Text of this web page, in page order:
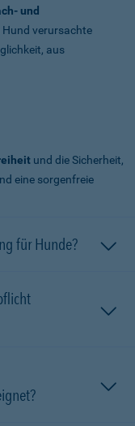
und
Hund verursachte
aus
und die Sicherheit,
eine sorgenfreie
für Hunde?